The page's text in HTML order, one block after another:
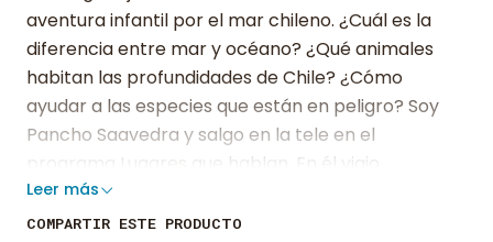
aventura infantil por el mar chileno. ¿Cuál es la
diferencia entre mar y océano? ¿Qué animales
habitan las profundidades de Chile? ¿Cómo
ayudar a las especies que están en peligro? Soy
Pancho Saavedra y salgo en la tele en el
programa Lugares que hablan. En él viajo
por tierra, por aire y por mar a rincones
escondidos de Chile. Así llegué a Chiloé, con mi
Leer más
COMPARTIR ESTE PRODUCTO